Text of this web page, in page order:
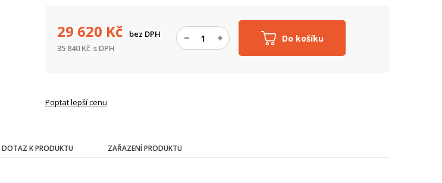
Do košíku
29 620 Kč
bez DPH
35 840Kč s DPH
Poptat lepší cenu
DOTAZ K PRODUKTU ZAŘAZENÍ PRODUKTU